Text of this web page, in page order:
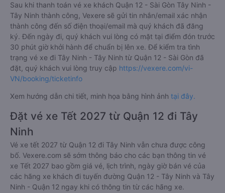
Sau khi thanh toán vé xe khách Quận 12 - Sài Gòn Tây Ninh -
Tây Ninh thành công, Vexere sẽ gửi tin nhắn/email xác nhận
thành công đến số điện thoại/email mà quý khách đã đăng
ký. Đến ngày đi, quý khách vui lòng có mặt tại điểm đón trước
30 phút giờ khởi hành để chuẩn bị lên xe. Để kiểm tra tình
trạng vé xe đi Tây Ninh - Tây Ninh từ Quận 12 - Sài Gòn đã
đặt, quý khách vui lòng truy cập https://vexere.com/vi-
VN/booking/ticketinfo
Xem hướng dẫn chi tiết, minh họa bằng hình ảnh tại đây.
Đặt vé xe Tết 2027 từ Quận 12 đi Tây
Ninh
Vé xe tết 2027 từ Quận 12 đi Tây Ninh vẫn chưa được công
bố. Vexere.com sẽ sớm thông báo cho các bạn thông tin vé
xe Tết 2027 bao gồm giá vé, lịch trình, ngày giờ bán vé của
các hãng xe khách đi tuyến đường Quận 12 - Tây Ninh và Tây
Ninh - Quận 12 ngay khi có thông tin từ các hãng xe.